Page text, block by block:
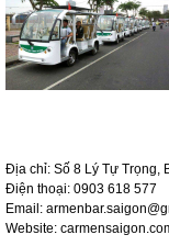
Địa chỉ: Số 8 Lý Tự Trọng,
Điện thoại: 0903 618 577
Email:
Website: